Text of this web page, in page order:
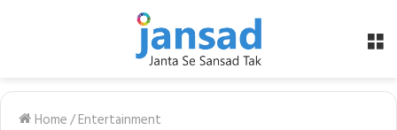
Home/Entertainment